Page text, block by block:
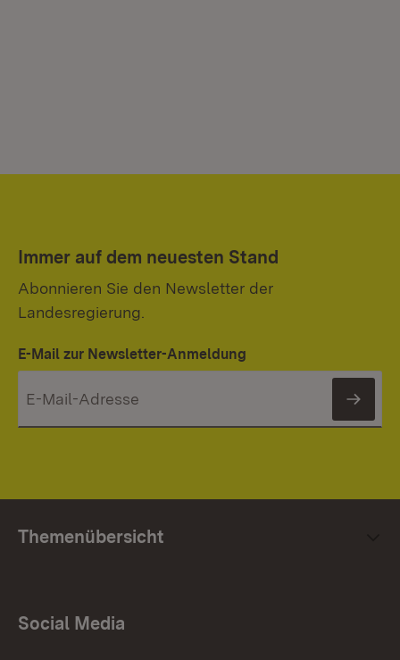
Immer auf dem neuesten Stand
Abonnieren Sie den Newsletter der
Landesregierung.
E-Mail zur Newsletter-Anmeldung
Themenübersicht
Social Media